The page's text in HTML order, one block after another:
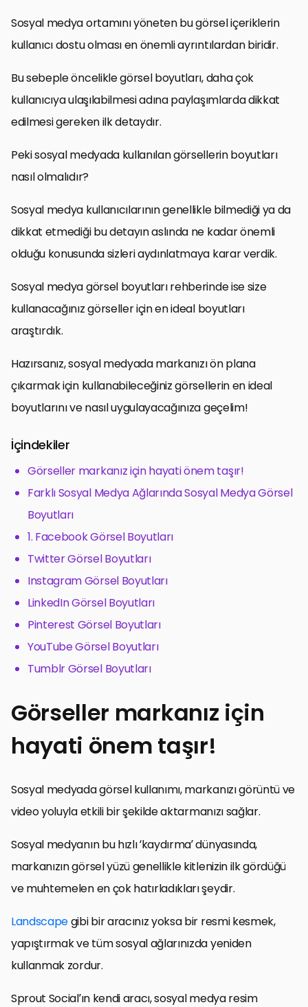
Sosyal medya ortamını yöneten bu görsel içeriklerin
kullanıcı dostu olması en önemli ayrıntılardan biridir.
Bu sebeple öncelikle görsel boyutları, daha çok
kullanıcıya ulaşılabilmesi adına paylaşımlarda dikkat
edilmesi gereken ilk detaydır.
Peki sosyal medyada kullanılan görsellerin boyutları
nasıl olmalıdır?
Sosyal medya kullanıcılarının genellikle bilmediği ya da
dikkat etmediği bu detayın aslında ne kadar önemli
olduğu konusunda sizleri aydınlatmaya karar verdik.
Sosyal medya görsel boyutları rehberinde ise size
kullanacağınız görseller için en ideal boyutları
araştırdık.
Hazırsanız, sosyal medyada markanızı ön plana
çıkarmak için kullanabileceğiniz görsellerin en ideal
boyutlarını ve nasıl uygulayacağınıza geçelim!
İçindekiler
Görseller markanız için hayati önem taşır!
Farklı Sosyal Medya Ağlarında Sosyal Medya Görsel
Boyutları
1. Facebook Görsel Boyutları
Twitter Görsel Boyutları
Instagram Görsel Boyutları
LinkedIn Görsel Boyutları
Pinterest Görsel Boyutları
YouTube Görsel Boyutları
Tumblr Görsel Boyutları
Görseller markanız için
hayati önem taşır!
Sosyal medyada görsel kullanımı, markanızı görüntü ve
video yoluyla etkili bir şekilde aktarmanızı sağlar.
Sosyal medyanın bu hızlı ‘kaydırma’ dünyasında,
markanızın görsel yüzü genellikle kitlenizin ilk gördüğü
ve muhtemelen en çok hatırladıkları şeydir.
Landscapegibi bir aracınız yoksa bir resmi kesmek,
yapıştırmak ve tüm sosyal ağlarınızda yeniden
kullanmak zordur.
Sprout Social’ın kendi aracı, sosyal medya resim